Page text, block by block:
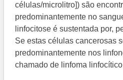
células/microlitro]) são
predominantemente no
linfocitose é sustentada por,
Se estas células cancerosas
predominantemente nos
chamado de linfoma